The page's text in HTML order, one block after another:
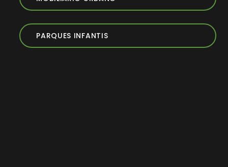
PARQUES INFANTIS